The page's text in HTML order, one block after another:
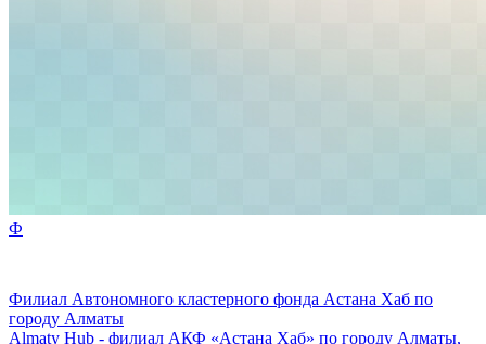
Ф
Филиал Автономного кластерного фонда Астана Хаб по
городу Алматы
Almaty Hub - филиал АКФ «Астана Хаб» по городу Алматы,